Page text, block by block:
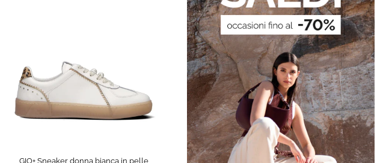
GIO+ Sneaker donna bianca in pelle